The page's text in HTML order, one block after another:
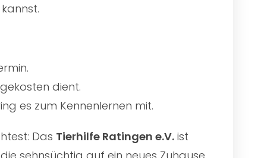
dient.
es zum Kennenlernen mit.
Das Tierhilfe Ratingen e.V. ist
sehnsüchtig auf ein neues Zuhause